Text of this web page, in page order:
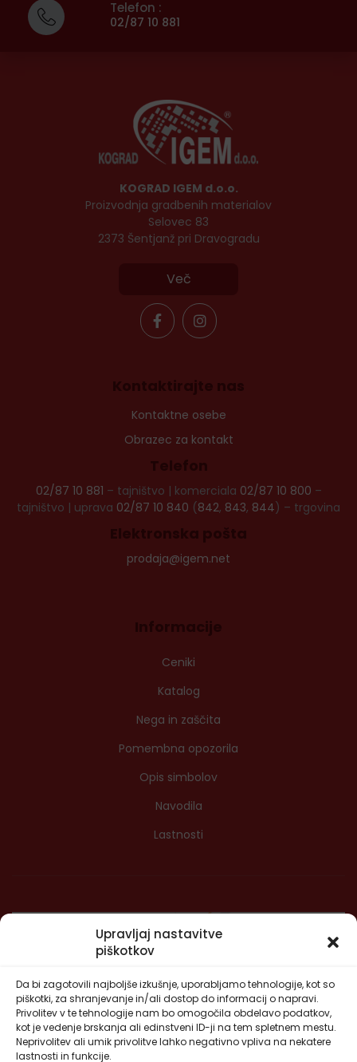
Upravljaj nastavitve
piškotkov
Da bi zagotovili najboljše izkušnje, uporabljamo tehnologije, kot so
piškotki, za shranjevanje in/ali dostop do informacij o napravi.
Privolitev v te tehnologije nam bo omogočila obdelavo podatkov,
kot je vedenje brskanja ali edinstveni ID-ji na tem spletnem mestu.
Neprivolitev ali umik privolitve lahko negativno vpliva na nekatere
lastnosti in funkcije.
Telefon :
02/87 10 881
KOGRAD IGEM d.o.o.
Proizvodnja gradbenih materialov
Selovec 83
2373 Šentjanž pri Dravogradu
Več
Kontaktirajte nas
Kontaktne osebe
Obrazec za kontakt
Telefon
02/87 10 881 – tajništvo | komerciala 02/87 10 800 –
tajništvo | uprava 02/87 10 840 (842, 843, 844) – trgovina
Elektronska pošta
prodaja@igem.net
Informacije
Ceniki
Katalog
Nega in zaščita
Pomembna opozorila
Opis simbolov
Navodila
Lastnosti